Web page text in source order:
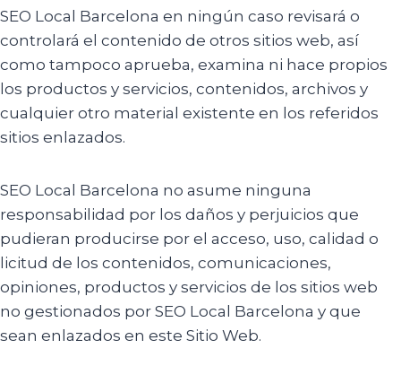
SEO Local Barcelona en ningún caso revisará o
controlará el contenido de otros sitios web, así
como tampoco aprueba, examina ni hace propios
los productos y servicios, contenidos, archivos y
cualquier otro material existente en los referidos
sitios enlazados.
SEO Local Barcelona no asume ninguna
responsabilidad por los daños y perjuicios que
pudieran producirse por el acceso, uso, calidad o
licitud de los contenidos, comunicaciones,
opiniones, productos y servicios de los sitios web
no gestionados por SEO Local Barcelona y que
sean enlazados en este Sitio Web.